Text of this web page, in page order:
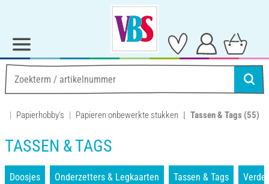
Papierhobby's Papieren onbewerkte stukken Tassen & Tags (55)
TASSEN & TAGS
Doosjes Onderzetters & Legkaarten Tassen & Tags